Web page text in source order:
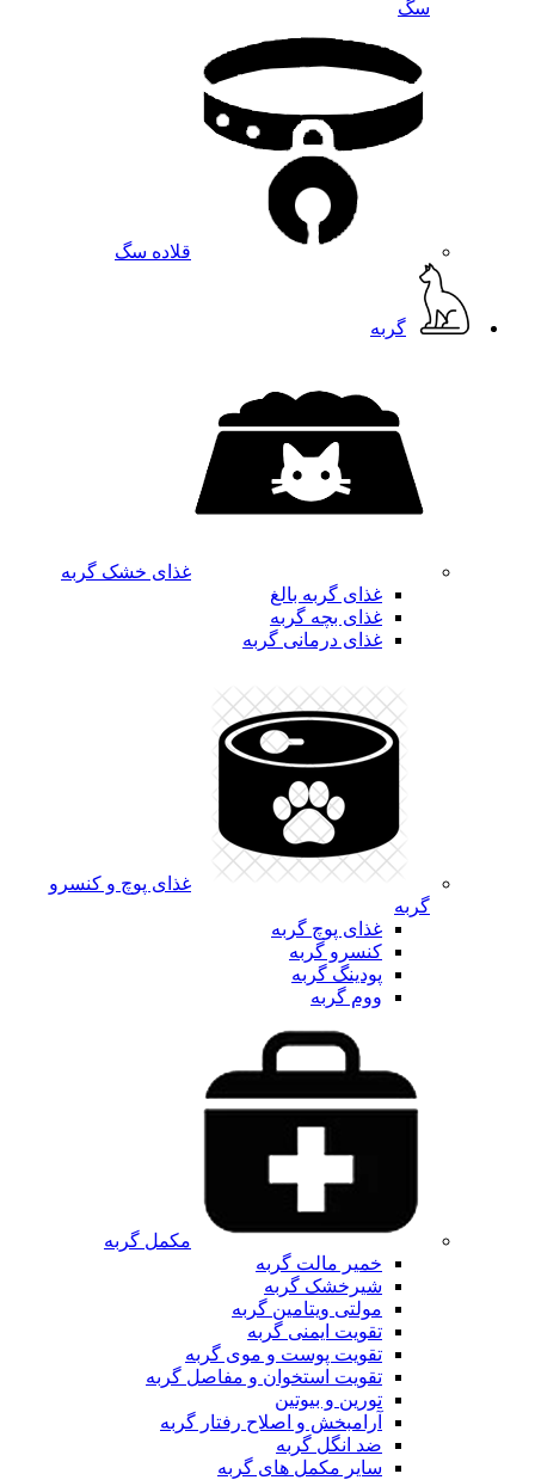
سگ
قلاده سگ
گربه
غذای خشک گربه
غذای گربه بالغ
غذای بچه گربه
غذای درمانی گربه
غذای پوچ و کنسرو
گربه
غذای پوچ گربه
کنسرو گربه
پودینگ گربه
ووم گربه
مکمل گربه
خمیر مالت گربه
شیرخشک گربه
مولتی ویتامین گربه
تقویت ایمنی گربه
تقویت پوست و موی گربه
تقویت استخوان و مفاصل گربه
تورین و بیوتین
آرامبخش و اصلاح رفتار گربه
ضد انگل گربه
سایر مکمل های گربه